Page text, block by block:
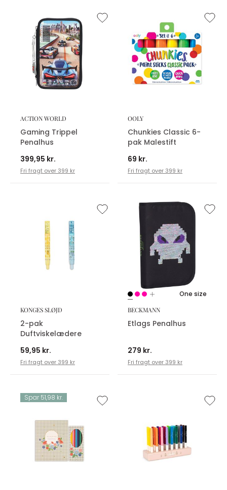
ACTION WORLD
Gaming Trippel
Penalhus
399,95 kr.
Fri fragt over 399 kr
OOLY
Chunkies Classic 6-
pak Malestift
69 kr.
Fri fragt over 399 kr
KONGES SLØJD
2-pak
Duftviskelædere
59,95 kr.
Fri fragt over 399 kr
One size
BECKMANN
Etlags Penalhus
279 kr.
Fri fragt over 399 kr
Spar 51,98 kr.